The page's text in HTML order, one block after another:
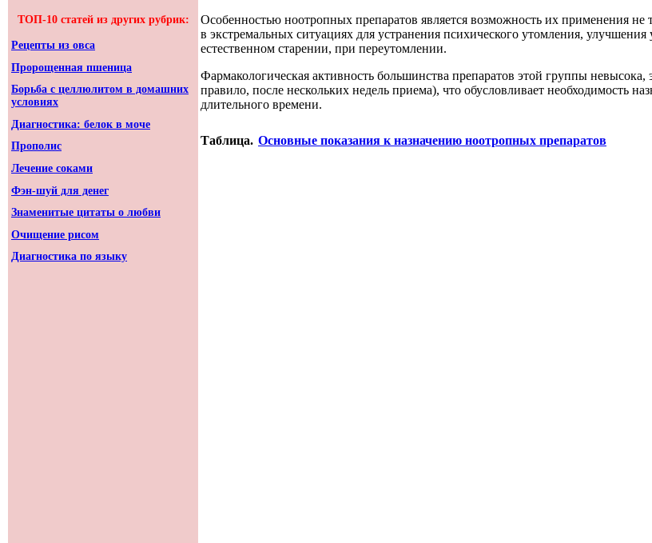
ТОП-10 статей из других рубрик:
Рецепты из овса
Пророщенная пшеница
Борьба с целлюлитом в домашних
условиях
Диагностика: белок в моче
Прополис
Лечение соками
Фэн-шуй для денег
Знаменитые цитаты о любви
Очищение рисом
Диагностика по языку
Особенностью ноотропных препаратов является возможность их применения
в экстремальных ситуациях для устранения психического утомления,
естественном старении, при переутомлении.
Фармакологическая активность большинства препаратов этой группы
правило, после нескольких недель приема), что обусловливает необходимость
длительного времени.
Таблица. Основные показания к назначению ноотропных препаратов